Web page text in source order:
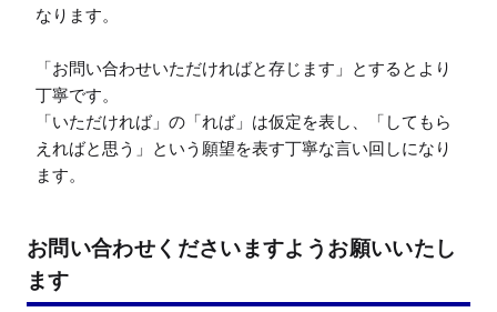
なります。
「お問い合わせいただければと存じます」とするとより
丁寧です。
「いただければ」の「れば」は仮定を表し、「してもら
えればと思う」という願望を表す丁寧な言い回しになり
ます。
お問い合わせくださいますようお願いいたし
ます